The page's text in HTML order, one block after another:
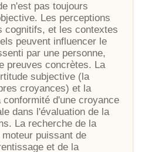
n'est pas toujours
Les perceptions
cognitifs, et les contextes
peuvent influencer le
par une personne,
preuves concrètes. La
subjective (la
croyances) et la
d'une croyance
dans l'évaluation de la
La recherche de la
puissant de
et de la